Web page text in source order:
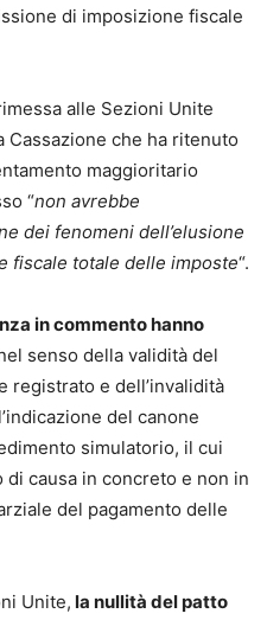
di imposizione fiscale
alle Sezioni Unite
che ha ritenuto
maggioritario
“non avrebbe
dei fenomeni dell’elusione
fiscale totale delle imposte“.
in commento hanno
senso della validità del
registrato e dell’invalidità
del canone
simulatorio, il cui
causa in concreto e non in
del pagamento delle
Unite, la nullità del patto